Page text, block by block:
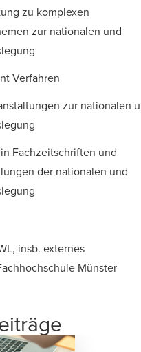
zu komplexen
zur nationalen und
Verfahren
zur nationalen
Fachzeitschriften und
der nationalen und
insb. externes
Münster